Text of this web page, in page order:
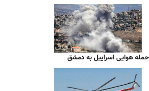
حمله هوایی اسراییل به دمشق